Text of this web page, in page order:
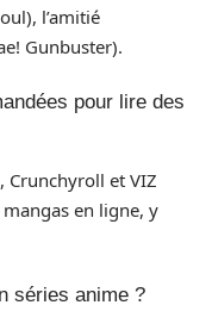
l’amitié
Gunbuster).
pour lire des
Crunchyroll et VIZ
en ligne, y
séries anime ?